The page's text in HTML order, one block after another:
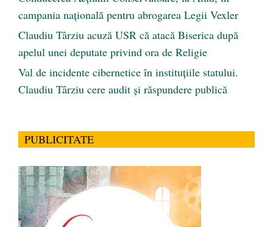
campania națională pentru abrogarea Legii Vexler
Claudiu Târziu acuză USR că atacă Biserica după
apelul unei deputate privind ora de Religie
Val de incidente cibernetice în instituțiile statului.
Claudiu Târziu cere audit și răspundere publică
PUBLICITATE